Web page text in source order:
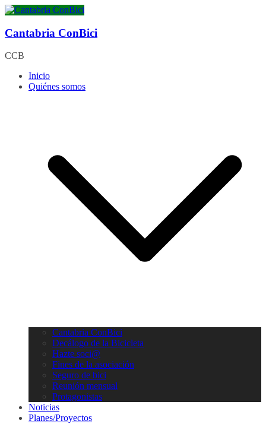
Saltar
contenido
Cantabria ConBici
CCB
Inicio
Quiénes somos
Cantabria ConBici
Decálogo de la Bicicleta
Hazte soci@
Fines de la asociación
Seguro de bici
Reunión mensual
Protagonistas
Noticias
Planes/Proyectos